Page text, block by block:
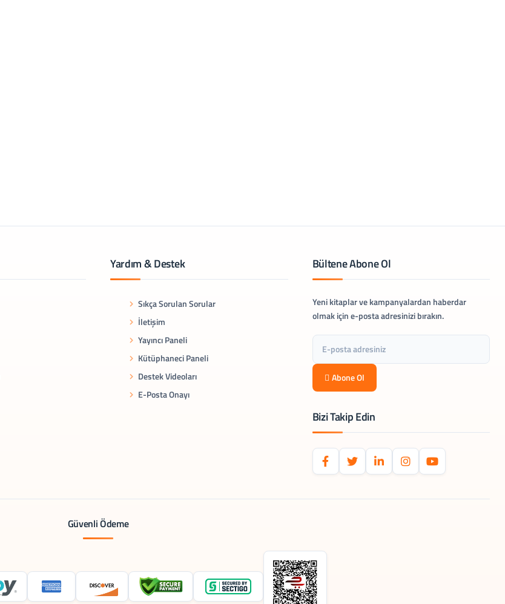
Yardım & Destek
Sıkça Sorulan Sorular
İletişim
Yayıncı Paneli
Kütüphaneci Paneli
Destek Videoları
E-Posta Onayı
Bültene Abone Ol
Yeni kitaplar ve kampanyalardan haberdar
olmak için e-posta adresinizi bırakın.
Abone Ol
Bizi Takip Edin
Güvenli Ödeme